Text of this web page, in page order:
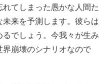
てしまった愚かな人間た
来を予測します。彼らは
でしょう。今我々が生み
崩壊のシナリオなので